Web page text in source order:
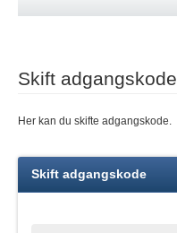
Skift adgangskode
Her kan du skifte adgangskode.
Skift adgangskode